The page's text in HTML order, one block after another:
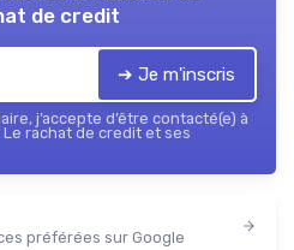
de credit
➔ Je m'inscris
j’accepte d’être contacté(e) à
rachat de credit et ses
préférées sur Google